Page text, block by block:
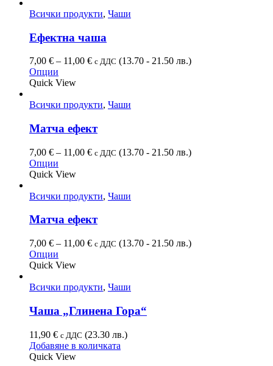
Всички продукти, Чаши
Ефектна чаша
7,00 € – 11,00 € с ДДС (13.70 - 21.50 лв.)
Опции
Quick View
Всички продукти, Чаши
Матча ефект
7,00 € – 11,00 € с ДДС (13.70 - 21.50 лв.)
Опции
Quick View
Всички продукти, Чаши
Матча ефект
7,00 € – 11,00 € с ДДС (13.70 - 21.50 лв.)
Опции
Quick View
Всички продукти, Чаши
Чашa „Глинена Гора“
11,90 € с ДДС (23.30 лв.)
Добавяне в количката
Quick View